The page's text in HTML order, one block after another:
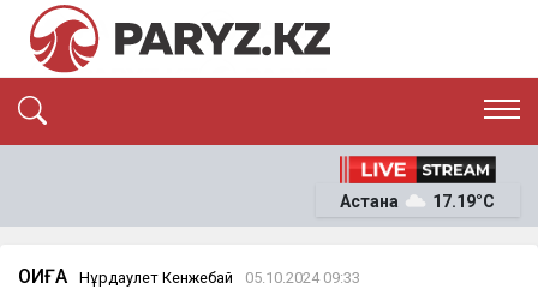
ЭКОНОМИКА
ОҚИҒА
Астана 17.19°C
ОҚИҒА Нұрдаулет Кенжебай 05.10.2024 09:33